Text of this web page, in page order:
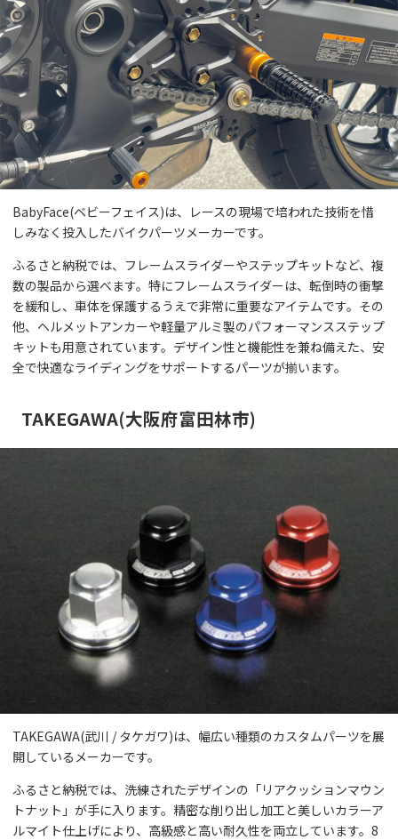
BabyFace(ベビーフェイス)は、レースの現場で培われた技術を惜
しみなく投入したバイクパーツメーカーです。
ふるさと納税では、フレームスライダーやステップキットなど、複
数の製品から選べます。特にフレームスライダーは、転倒時の衝撃
を緩和し、車体を保護するうえで非常に重要なアイテムです。その
他、ヘルメットアンカーや軽量アルミ製のパフォーマンスステップ
キットも用意されています。デザイン性と機能性を兼ね備えた、安
全で快適なライディングをサポートするパーツが揃います。
TAKEGAWA(大阪府富田林市)
TAKEGAWA(武川 / タケガワ)は、幅広い種類のカスタムパーツを展
開しているメーカーです。
ふるさと納税では、洗練されたデザインの「リアクッションマウン
トナット」が手に入ります。精密な削り出し加工と美しいカラーア
ルマイト仕上げにより、高級感と高い耐久性を両立しています。8